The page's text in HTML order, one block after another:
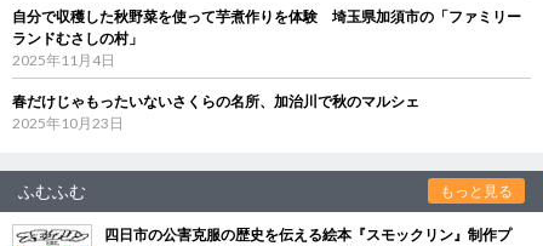
自分で収穫した秋野菜を使って芋煮作りを体験 埼玉県加須市の「ファミリー
ランドむさしの村」
2025年11月4日
春だけじゃもったいないさくらの名所、加治川で秋のマルシェ
2025年10月23日
ふむふむ もっと見る
四日市の公害克服の歴史を伝える絵本『スモックリン』制作プ